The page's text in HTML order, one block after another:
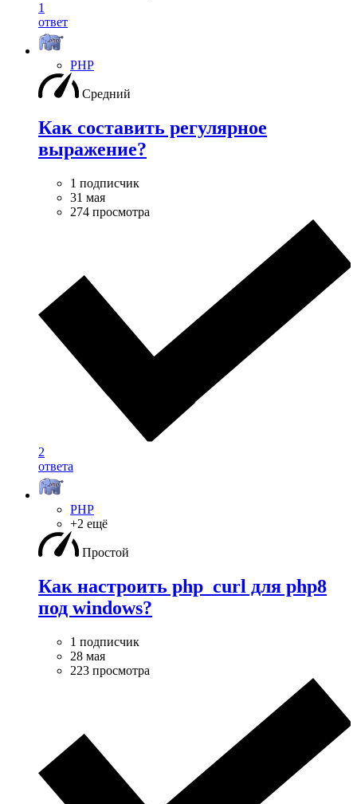
1
ответ
PHP
Средний
Как составить регулярное
выражение?
1 подписчик
31 мая
274 просмотра
2
ответа
PHP
+2 ещё
Простой
Как настроить php_curl для php8
под windows?
1 подписчик
28 мая
223 просмотра